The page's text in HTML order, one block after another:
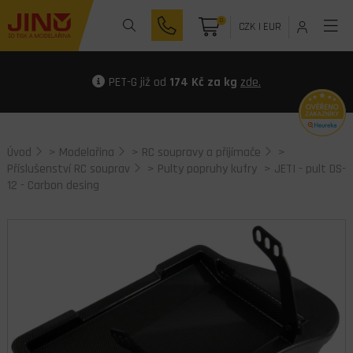
0 CZK| EUR
PET-G již od 174 Kč za kg zde.
Úvod > Modelařina > RC soupravy a přijímače
>
Příslušenství RC souprav
> Pulty popruhy kufry > JETI - pult DS-
12 - Carbon desing